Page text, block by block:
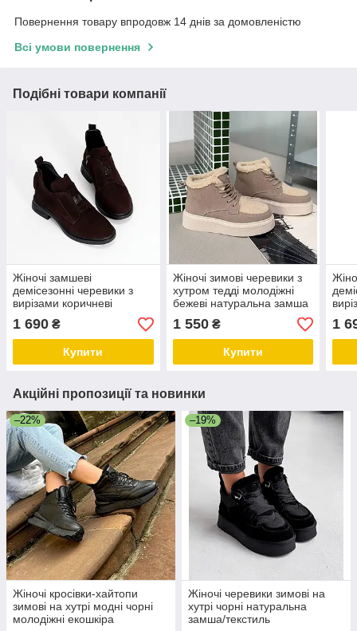
Повернення товару впродовж 14 днів за домовленістю
Всі умови повернення
Подібні товари компанії
Жіночі замшеві
демісезонні черевики з
вирізами коричневі
натуральна замша
1 690 ₴
Купити
Жіночі зимові черевики з
хутром тедді молодіжні
бежеві натуральна замша
1 550₴
Купити
1
Акційні пропозиції та новинки
–22%
Жіночі кросівки-хайтопи
зимові на хутрі модні чорні
молодіжні екошкіра
–19%
Жіночі черевики зимові на
хутрі чорні натуральна
замша/текстиль